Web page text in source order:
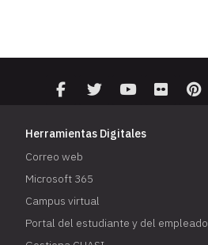
Herramientas Digitales
Correo web
Microsoft 365
Campus virtual
Portal del estudiante y del empleado